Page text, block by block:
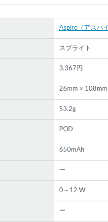
Aspire（アスパ
スプライト
3,367円
26mm ×
53.2g
POD
650mAh
ー
0～12 W
ー